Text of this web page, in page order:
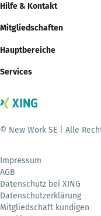
Hilfe & Kontakt
Mitgliedschaften
Hauptbereiche
Services
© New Work SE | Alle
Impressum
AGB
Datenschutz bei XING
Datenschutzerklärung
Mitgliedschaft kündigen